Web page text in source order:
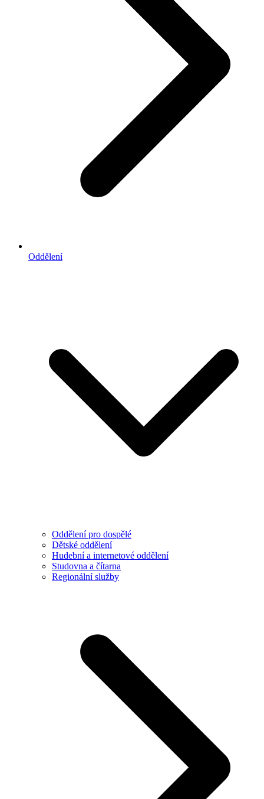
Oddělení
Oddělení pro dospělé
Dětské oddělení
Hudební a internetové oddělení
Studovna a čítarna
Regionální služby